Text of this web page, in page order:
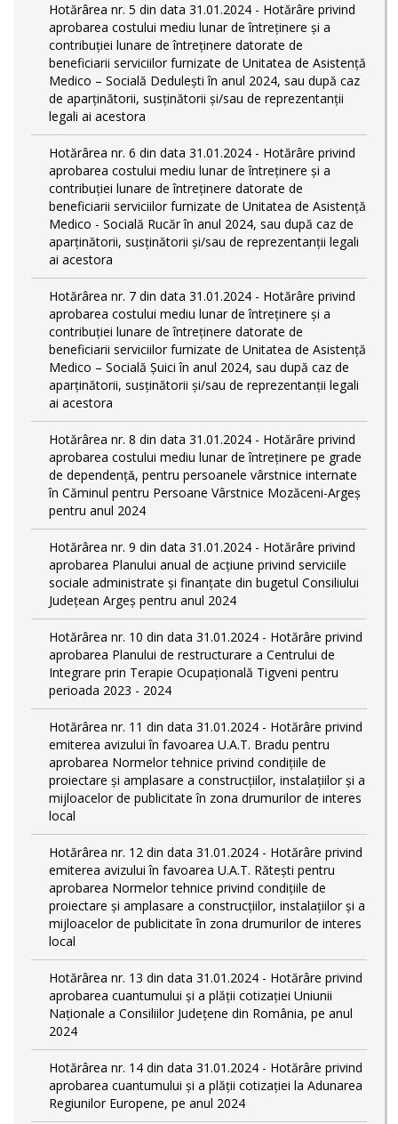
Hotărârea nr. 5 din data 31.01.2024 - Hotărâre privind
aprobarea costului mediu lunar de întreținere și a
contribuției lunare de întreținere datorate de
beneficiarii serviciilor furnizate de Unitatea de Asistență
Medico – Socială Dedulești în anul 2024, sau după caz
de aparținătorii, susținătorii și/sau de reprezentanții
legali ai acestora
Hotărârea nr. 6 din data 31.01.2024 - Hotărâre privind
aprobarea costului mediu lunar de întreținere și a
contribuției lunare de întreținere datorate de
beneficiarii serviciilor furnizate de Unitatea de Asistență
Medico - Socială Rucăr în anul 2024, sau după caz de
aparținătorii, susținătorii și/sau de reprezentanții legali
ai acestora
Hotărârea nr. 7 din data 31.01.2024 - Hotărâre privind
aprobarea costului mediu lunar de întreținere și a
contribuției lunare de întreținere datorate de
beneficiarii serviciilor furnizate de Unitatea de Asistență
Medico – Socială Șuici în anul 2024, sau după caz de
aparținătorii, susținătorii și/sau de reprezentanții legali
ai acestora
Hotărârea nr. 8 din data 31.01.2024 - Hotărâre privind
aprobarea costului mediu lunar de întreţinere pe grade
de dependențǎ, pentru persoanele vârstnice internate
în Căminul pentru Persoane Vârstnice Mozăceni-Argeș
pentru anul 2024
Hotărârea nr. 9 din data 31.01.2024 - Hotărâre privind
aprobarea Planului anual de acțiune privind serviciile
sociale administrate și finanțate din bugetul Consiliului
Județean Argeș pentru anul 2024
Hotărârea nr. 10 din data 31.01.2024 - Hotărâre privind
aprobarea Planului de restructurare a Centrului de
Integrare prin Terapie Ocupațională Tigveni pentru
perioada 2023 - 2024
Hotărârea nr. 11 din data 31.01.2024 - Hotărâre privind
emiterea avizului în favoarea U.A.T. Bradu pentru
aprobarea Normelor tehnice privind condiţiile de
proiectare şi amplasare a construcţiilor, instalaţiilor şi a
mijloacelor de publicitate în zona drumurilor de interes
local
Hotărârea nr. 12 din data 31.01.2024 - Hotărâre privind
emiterea avizului în favoarea U.A.T. Rătești pentru
aprobarea Normelor tehnice privind condiţiile de
proiectare şi amplasare a construcţiilor, instalaţiilor şi a
mijloacelor de publicitate în zona drumurilor de interes
local
Hotărârea nr. 13 din data 31.01.2024 - Hotărâre privind
aprobarea cuantumului și a plății cotizației Uniunii
Naționale a Consiliilor Județene din România, pe anul
2024
Hotărârea nr. 14 din data 31.01.2024 - Hotărâre privind
aprobarea cuantumului și a plății cotizației la Adunarea
Regiunilor Europene, pe anul 2024